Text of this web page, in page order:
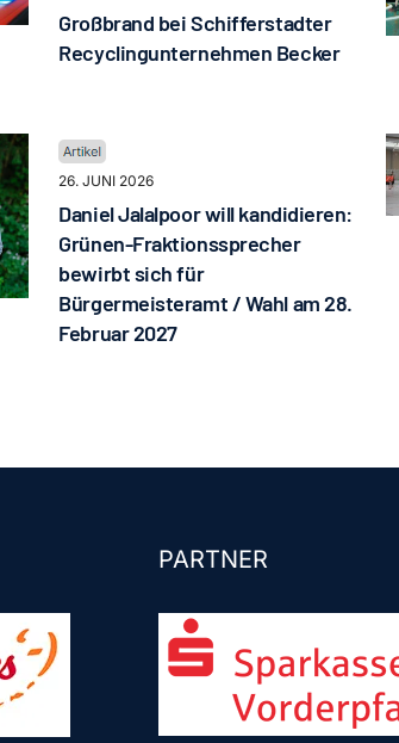
Großbrand bei Schifferstadter
Recyclingunternehmen Becker
26. JUNI 2026
Daniel Jalalpoor will kandidieren:
Grünen-Fraktionssprecher
bewirbt sich für
Bürgermeisteramt / Wahl am 28.
Februar 2027
PARTNER